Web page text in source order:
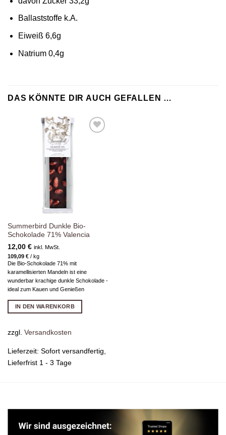
Ballaststoffe k.A.
Eiweiß 6,6g
Natrium 0,4g
DAS KÖNNTE DIR AUCH GEFALLEN …
Summerbird Dunkle Bio-
Schokolade 71% Valencia
12,00 € inkl. MwSt.
109,09 €/ kg
Die Bio-Schokolade 71% mit
karamellisierten Mandeln ist eine
wunderbar krachige dunkle Schokolade -
ideal zum Kauen und Genießen
IN DEN WARENKORB
zzgl. Versandkosten
Lieferzeit: Sofort versandfertig,
Lieferfrist 1 - 3 Tage